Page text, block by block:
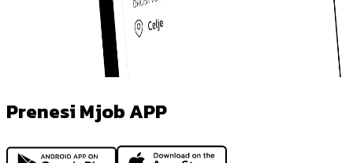
Prenesi Mjob APP